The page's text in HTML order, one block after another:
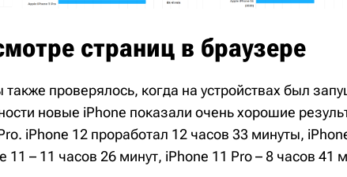
страниц в браузере
проверялось, когда на устройствах был
новые iPhone показали очень хорошие
iPhone 12 проработал 12 часов 33 минуты,
11 – 11 часов 26 минут, iPhone 11 Pro – 8 часов 41